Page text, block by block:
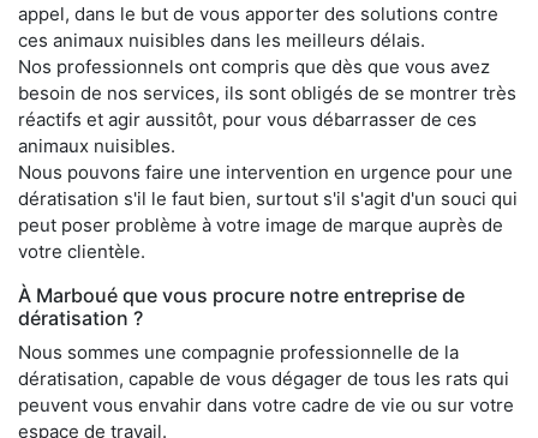
appel, dans le but de vous apporter des solutions contre
ces animaux nuisibles dans les meilleurs délais.
Nos professionnels ont compris que dès que vous avez
besoin de nos services, ils sont obligés de se montrer très
réactifs et agir aussitôt, pour vous débarrasser de ces
animaux nuisibles.
Nous pouvons faire une intervention en urgence pour une
dératisation s'il le faut bien, surtout s'il s'agit d'un souci qui
peut poser problème à votre image de marque auprès de
votre clientèle.
À Marboué que vous procure notre entreprise de
dératisation ?
Nous sommes une compagnie professionnelle de la
dératisation, capable de vous dégager de tous les rats qui
peuvent vous envahir dans votre cadre de vie ou sur votre
espace de travail.